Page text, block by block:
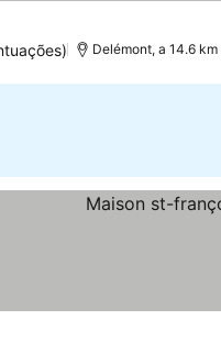
Delémont, a 14.6